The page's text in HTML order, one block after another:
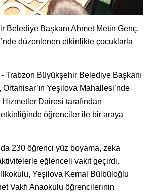
Belediye Başkanı Ahmet Metin Genç,
düzenlenen etkinlikte çocuklarla
Trabzon Büyükşehir Belediye Başkanı
Yeşilova Mahallesi’nde
Dairesi tarafından
öğrenciler ile bir araya
230 öğrenci yüz boyama, zeka
eğlenceli vakit geçirdi.
Yeşilova Kemal Bülbüloğlu
Vakfı Anaokulu öğrencilerinin